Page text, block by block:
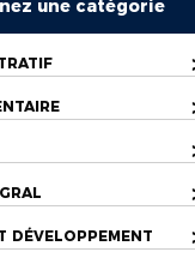
une catégorie
DÉVELOPPEMENT